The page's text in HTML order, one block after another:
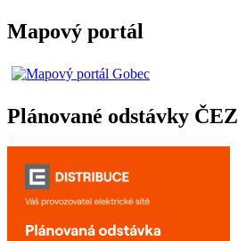
Mapový portál
Plánované odstávky ČEZ